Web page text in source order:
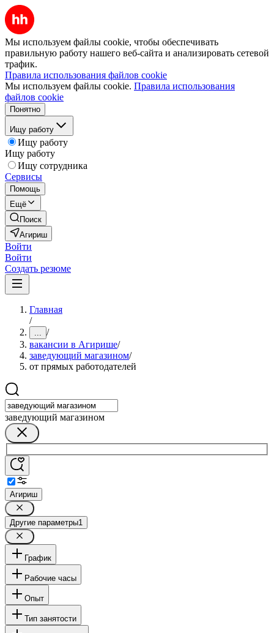
Мы используем файлы cookie, чтобы обеспечивать
правильную работу нашего веб-сайта и анализировать сетевой
трафик.
Правила использования файлов cookie
Мы используем файлы cookie. Правила использования
файлов cookie
Понятно
Ищу работу
Ищу работу
Ищу работу
Ищу сотрудника
Сервисы
Помощь
Ещё
Поиск
Агириш
Войти
Войти
Создать резюме
Главная
/
... /
вакансии в Агирише/
заведующий магазином/
от прямых работодателей
заведующий магазином
Агириш
Другие параметры1
График
Рабочие часы
Опыт
Тип занятости